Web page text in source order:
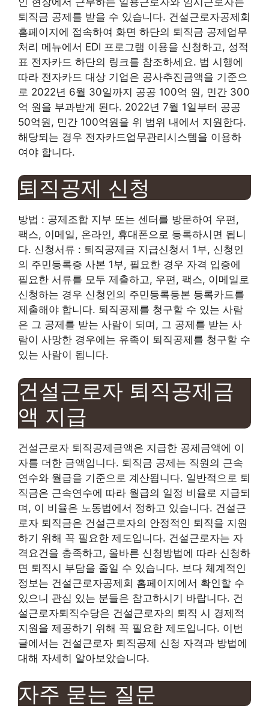
퇴직금 공제를 받을 수 있습니다. 건설근로자공제회
홈페이지에 접속하여 화면 하단의 퇴직금 공제업무
처리 메뉴에서 EDI 프로그램 이용을 신청하고, 성적
표 전자카드 하단의 링크를 참조하세요. 법 시행에
따라 전자카드 대상 기업은 공사추진금액을 기준으
로 2022년 6월 30일까지 공공 100억 원, 민간 300
억 원을 부과받게 된다. 2022년 7월 1일부터 공공
50억원, 민간 100억원을 위 범위 내에서 지원한다.
해당되는 경우 전자카드업무관리시스템을 이용하
여야 합니다.
퇴직공제 신청
방법 : 공제조합 지부 또는 센터를 방문하여 우편,
팩스, 이메일, 온라인, 휴대폰으로 등록하시면 됩니
다. 신청서류 : 퇴직공제금 지급신청서 1부, 신청인
의 주민등록증 사본 1부, 필요한 경우 자격 입증에
필요한 서류를 모두 제출하고, 우편, 팩스, 이메일로
신청하는 경우 신청인의 주민등록등본 등록카드를
제출해야 합니다. 퇴직공제를 청구할 수 있는 사람
은 그 공제를 받는 사람이 되며, 그 공제를 받는 사
람이 사망한 경우에는 유족이 퇴직공제를 청구할 수
있는 사람이 됩니다.
건설근로자 퇴직공제금
액 지급
건설근로자 퇴직공제금액은 지급한 공제금액에 이
자를 더한 금액입니다. 퇴직금 공제는 직원의 근속
연수와 월급을 기준으로 계산됩니다. 일반적으로 퇴
직금은 근속연수에 따라 월급의 일정 비율로 지급되
며, 이 비율은 노동법에서 정하고 있습니다. 건설근
로자 퇴직금은 건설근로자의 안정적인 퇴직을 지원
하기 위해 꼭 필요한 제도입니다. 건설근로자는 자
격요건을 충족하고, 올바른 신청방법에 따라 신청하
면 퇴직시 부담을 줄일 수 있습니다. 보다 체계적인
정보는 건설근로자공제회 홈페이지에서 확인할 수
있으니 관심 있는 분들은 참고하시기 바랍니다. 건
설근로자퇴직수당은 건설근로자의 퇴직 시 경제적
지원을 제공하기 위해 꼭 필요한 제도입니다. 이번
글에서는 건설근로자 퇴직공제 신청 자격과 방법에
대해 자세히 알아보았습니다.
자주 묻는 질문